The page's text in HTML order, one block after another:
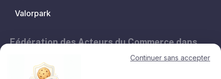
Valorpark
Fédération des Acteurs du Commerce dans
11, avenue de l'Opéra - 75001 Paris
Continuer sans accepter